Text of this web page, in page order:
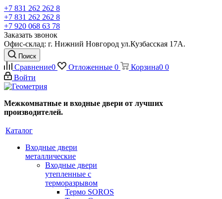
+7 831 262 262 8
+7 831 262 262 8
+7 920 068 63 78
Заказать звонок
Офис-склад: г. Нижний Новгород ул.Кузбасская 17А.
Поиск
Сравнение0 Отложенные 0 Корзина0 0
Войти
Межкомнатные и входные двери от лучших
производителей.
Каталог
Входные двери
металлические
Входные двери
утепленные с
терморазрывом
Термо SOROS